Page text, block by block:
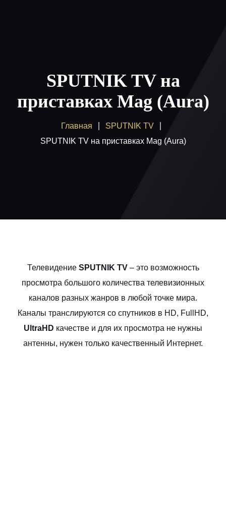
Как смотреть
Купить
Помощь
SPUTNIK TV на
приставках Mag (Aura)
Главная
SPUTNIK TV
SPUTNIK TV на приставках Mag (Aura)
ТелевидениеSPUTNIK TV – это возможность
просмотра большого количества телевизионных
каналов разных жанров в любой точке мира.
Каналы транслируются со спутников в HD, FullHD,
UltraHD качестве и для их просмотра не нужны
антенны, нужен только качественный Интернет.